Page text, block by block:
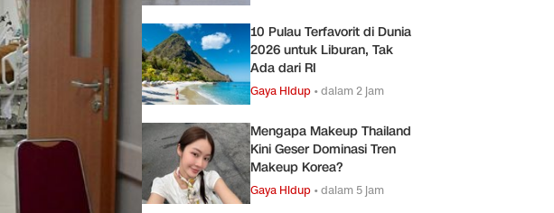
10 Pulau Terfavorit di Dunia
2026 untuk Liburan, Tak
Ada dari RI
Gaya Hidup •dalam 2 jam
Mengapa Makeup Thailand
Kini Geser Dominasi Tren
Makeup Korea?
Gaya Hidup •dalam 5 jam